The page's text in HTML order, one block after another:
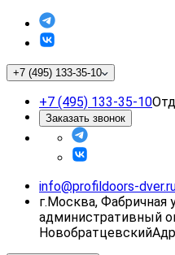
+7 (495) 133-35-10
+7 (495) 133-35-10
Заказать звонок
info@profildoors-
г.Москва, Фабричная
административный
Новобратцевский